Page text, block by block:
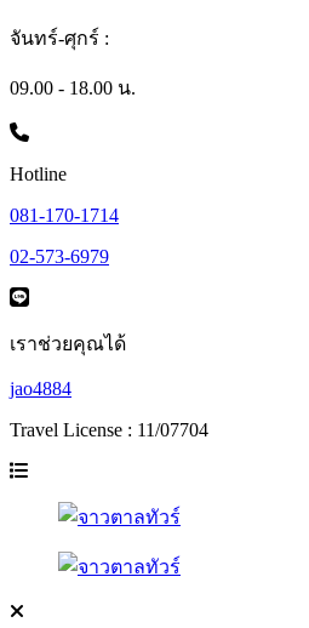
จันทร์-ศุกร์ :
09.00 - 18.00 น.
Hotline
081-170-1714
02-573-6979
เราช่วยคุณได้
jao4884
Travel License : 11/07704